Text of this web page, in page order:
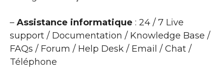
– Assistance informatique : 24 / 7 Live
support / Documentation / Knowledge Base /
FAQs / Forum / Help Desk / Email / Chat /
Téléphone